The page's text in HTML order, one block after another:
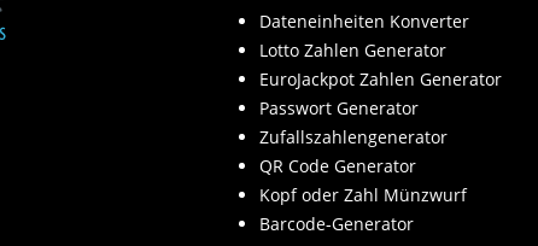
Dateneinheiten Konverter
Lotto Zahlen Generator
EuroJackpot Zahlen Generator
Passwort Generator
Zufallszahlengenerator
QR Code Generator
Kopf oder Zahl Münzwurf
Barcode-Generator